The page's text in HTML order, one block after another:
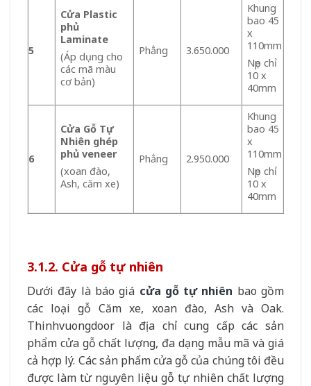
5
Cửa Plastic
phủ
Laminate
(Áp dụng cho
các mã màu
cơ bản)
Phẳng 3.650.000
Khung
bao 45
x
110mm
Nẹp chỉ
10 x
40mm
6
Cửa Gỗ Tự
Nhiên ghép
phủ veneer
(xoan đào,
Ash, căm xe)
Phẳng 2.950.000
Khung
bao 45
x
110mm
Nẹp chỉ
10 x
40mm
3.1.2. Cửa gỗ tự nhiên
Dưới đây là báo giá cửa gỗ tự nhiên bao gồm
các loại gỗ Căm xe, xoan đào, Ash và Oak.
Thinhvuongdoor là địa chỉ cung cấp các sản
phẩm cửa gỗ chất lượng, đa dạng mẫu mã và giá
cả hợp lý. Các sản phẩm cửa gỗ của chúng tôi đều
được làm từ nguyên liệu gỗ tự nhiên chất lượng